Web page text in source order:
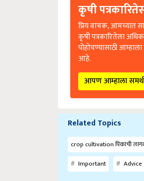
कृषी
प्रिय वाचक, आमच्यात
कृषी पत्रकारितेला
पोहोचण्यासाठी
आहे.
आपण आम्हाला
Related Topics
crop cultivation पिकाची
Important
Advice